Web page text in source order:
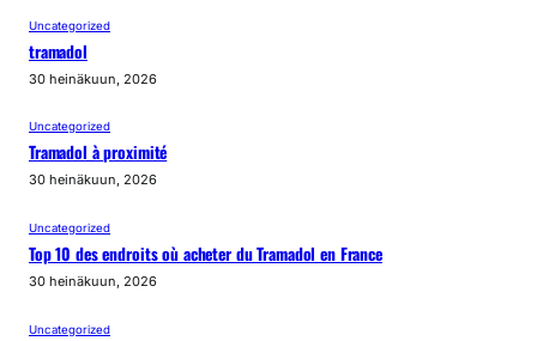
Uncategorized
tramadol
30 heinäkuun, 2026
Uncategorized
Tramadol à proximité
30 heinäkuun, 2026
Uncategorized
Top 10 des endroits où acheter du Tramadol en France
30 heinäkuun, 2026
Uncategorized